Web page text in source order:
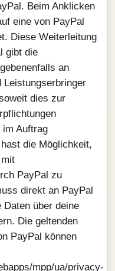
Beim Anklicken
eine von PayPal
Diese Weiterleitung
gibt die
an
Leistungserbringer
dies zur
Auftrag
die Möglichkeit,
PayPal zu
direkt an PayPal
über deine
Die geltenden
PayPal können
mpp/ua/privacy-